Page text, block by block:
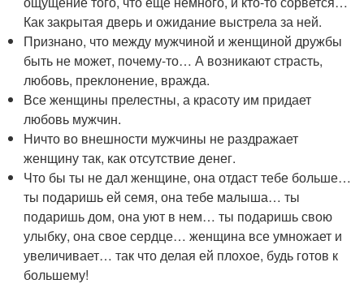
Как закрытая дверь и ожидание выстрела за ней.
Признано, что между мужчиной и женщиной дружбы
быть не может, почему-то… А возникают страсть,
любовь, преклонение, вражда.
Все женщины прелестны, а красоту им придает
любовь мужчин.
Ничто во внешности мужчины не раздражает
женщину так, как отсутствие денег.
Что бы ты не дал женщине, она отдаст тебе больше…
ты подаришь ей семя, она тебе малыша… ты
подаришь дом, она уют в нем… ты подаришь свою
улыбку, она свое сердце… женщина все умножает и
увеличивает… так что делая ей плохое, будь готов к
большему!